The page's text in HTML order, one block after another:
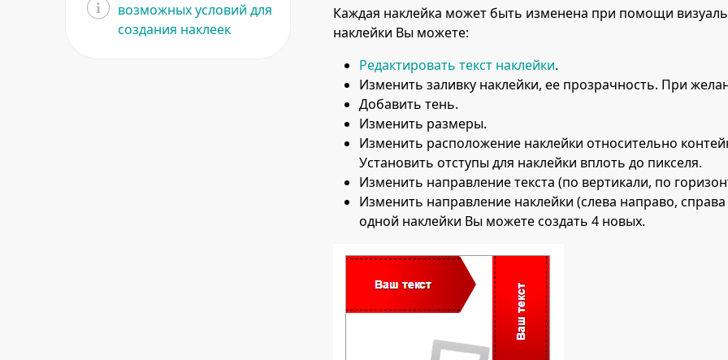
возможных условий для
создания наклеек
Каждая наклейка может быть изменена при помощи
наклейки Вы можете:
Редактировать текст наклейки.
Изменить заливку наклейки, ее прозрачность. При
Добавить тень.
Изменить размеры.
Изменить расположение наклейки относительно
Установить отступы для наклейки вплоть до пикселя.
Изменить направление текста (по вертикали, по
Изменить направление наклейки (слева направо,
одной наклейки Вы можете создать 4 новых.